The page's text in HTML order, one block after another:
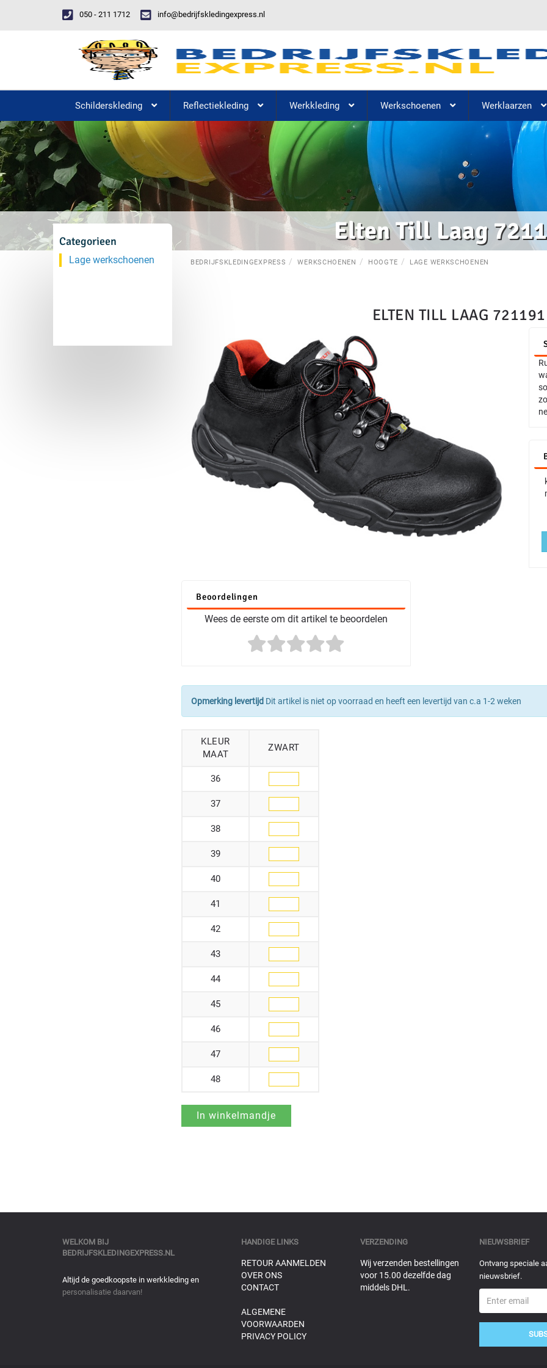
050 - 211 1712 info@bedrijfskledingexpress.nl
Schilderskleding Reflectiekleding Werkkleding Werkschoenen Werklaarzen
Elten Till Laag
BEDRIJFSKLEDINGEXPRESS WERKSCHOENEN HOOGTE LAGE WERKSCHOENEN
ELTEN TILL LAAG
Beoordelingen
Wees de eerste om dit artikel te beoordelen
Opmerking levertijd Dit artikel is niet op voorraad en heeft een levertijd van c.a 1-2 weken
KLEUR
MAAT
ZWART
36
37
38
39
40
41
42
43
44
45
46
47
48
Categorieen
Lage werkschoenen
WELKOM BIJ
BEDRIJFSKLEDINGEXPRESS.NL
Altijd de goedkoopste in werkkleding en
personalisatie daarvan!
HANDIGE LINKS
RETOUR AANMELDEN
OVER ONS
CONTACT
ALGEMENE
VOORWAARDEN
PRIVACY POLICY
VERZENDING
Wij verzenden bestellingen
voor 15.00 dezelfde dag
middels DHL.
NIEUWSBRIEF
Ontvang speciale
nieuwsbrief.